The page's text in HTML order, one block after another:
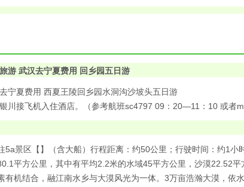
游 武汉去宁夏费用 回乡园五日游
宁夏费用 西夏王陵回乡园水洞沟沙坡头五日游
川接飞机入住酒店。（参考航班sc4797 09：20—11：10 或者
5a景区【】（含大船）行程距离：约50公里；行驶时间：约1小
平方公里，其中有平均2.2米的水域45平方公里，沙漠22.52
有机结合，融江南水乡与大漠风光为一体。3万亩浩瀚大漠，依